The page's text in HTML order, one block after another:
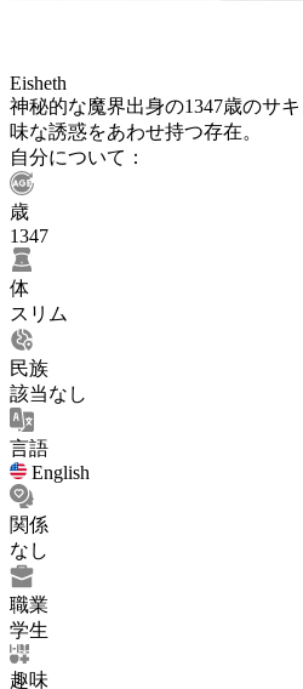
Eisheth
神秘的な魔界出身の1347歳のサ
味な誘惑をあわせ持つ存在。
自分について：
歳
1347
体
スリム
民族
該当なし
言語
English
関係
なし
職業
学生
趣味